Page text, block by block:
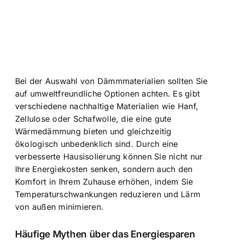
Bei der Auswahl von Dämmmaterialien sollten Sie
auf umweltfreundliche Optionen achten. Es gibt
verschiedene nachhaltige Materialien wie Hanf,
Zellulose oder Schafwolle, die eine gute
Wärmedämmung bieten und gleichzeitig
ökologisch unbedenklich sind. Durch eine
verbesserte Hausisolierung können Sie nicht nur
Ihre Energiekosten senken, sondern auch den
Komfort in Ihrem Zuhause erhöhen, indem Sie
Temperaturschwankungen reduzieren und Lärm
von außen minimieren.
Häufige Mythen über das Energiesparen